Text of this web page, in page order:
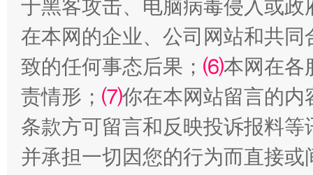
阿坝州三大球赛在茂县开幕 规模
于黑客攻击、电脑病毒侵入或
在本网的企业、公司网站和共
致的任何事态后果； ⑹本网在各
责情形； ⑺你在本网站留言的内
条款方可留言和反映投诉报料
并承担一切因您的行为而直接